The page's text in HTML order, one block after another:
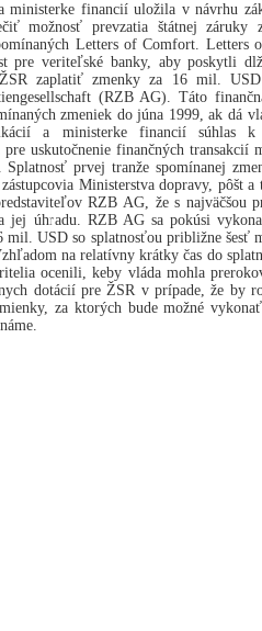
ministerke financií uložila v návrhu
možnosť prevzatia štátnej záruky
Letters of Comfort. Letters
pre veriteľské banky, aby poskytli
zaplatiť zmenky za 16 mil. USD
(RZB AG). Táto
zmeniek do júna 1999, ak dá
a ministerke financií súhlas
pre uskutočnenie finančných
prvej tranže spomínanej
Ministerstva dopravy, pôšt
RZB AG, že s najväčšou
jej úhradu. RZB AG sa pokúsi
mil. USD so splatnosťou približne šesť
na relatívny krátky čas do
ocenili, keby vláda mohla
dotácií pre ŽSR v prípade, že by
za ktorých bude možné